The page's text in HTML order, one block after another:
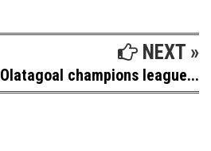
NEXT »
Olatagoal champions league...